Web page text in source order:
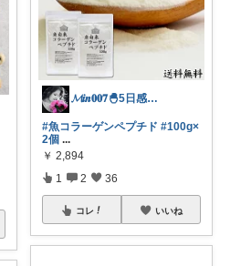
𝓜𝒊𝒏𝟎𝟎𝟕🐣5日感謝💝
#魚コラーゲンペプチド #100g×
2個 ...
￥ 2,894
1 2 36
コレ いいね